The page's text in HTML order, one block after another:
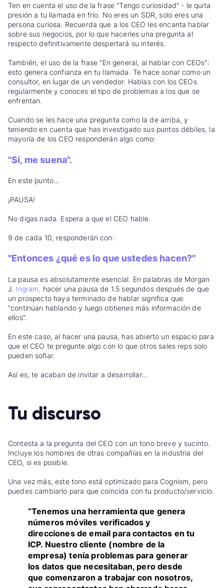
Ten en cuenta el uso de la frase "Tengo curiosidad" - le quita
presión a tu llamada en frío. No eres un SDR, solo eres una
persona curiosa. Recuerda que a los CEO les encanta hablar
sobre sus negocios, por lo que hacerles una pregunta al
respecto definitivamente despertará su interés.
También, el uso de la frase "En general, al hablar con CEOs":
esto genera confianza en tu llamada. Te hace sonar como un
consultor, en lugar de un vendedor. Hablas con los CEOs
regularmente y conoces el tipo de problemas a los que se
enfrentan.
Cuando se les hace una pregunta como la de arriba, y
teniendo en cuenta que has investigado sus puntos débiles, la
mayoría de los CEO responderán algo como:
"Sí, me suena".
En este punto...
¡PAUSA!
No digas nada. Espera a que el CEO hable.
9 de cada 10, responderán con:
"Entonces ¿qué es lo que ustedes hacen?"
La pausa es absolutamente esencial. En palabras de Morgan
J. Ingram, hacer una pausa de 1.5 segundos después de que
un prospecto haya terminado de hablar significa que
"continúan hablando y luego obtienes más información de
ellos".
En este caso, al hacer una pausa, has abierto un espacio para
que el CEO te pregunte algo con lo que otros sales reps solo
pueden soñar.
Así es, te acaban de invitar a desarrollar...
Tu discurso
Contesta a la pregunta del CEO con un tono breve y sucinto.
Incluye los nombres de otras compañías en la industria del
CEO, si es posible.
Una vez más, este tono está optimizado para Cognism, pero
puedes cambiarlo para que coincida con tu producto/servicio.
“Tenemos una herramienta que genera
números móviles verificados y
direcciones de email para contactos en tu
ICP. Nuestro cliente (nombre de la
empresa) tenía problemas para generar
los datos que necesitaban, pero desde
que comenzaron a trabajar con nosotros,